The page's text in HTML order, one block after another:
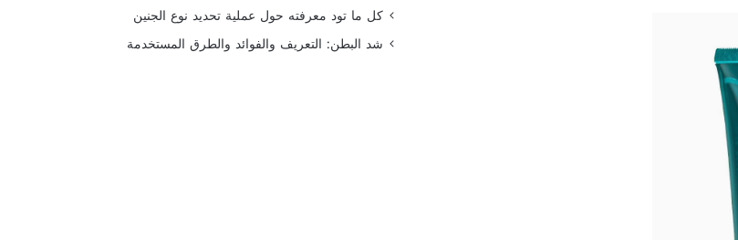
كل ما تود معرفته حول عملية تحديد نوع الجنين
شد البطن: التعريف والفوائد والطرق المستخدمة